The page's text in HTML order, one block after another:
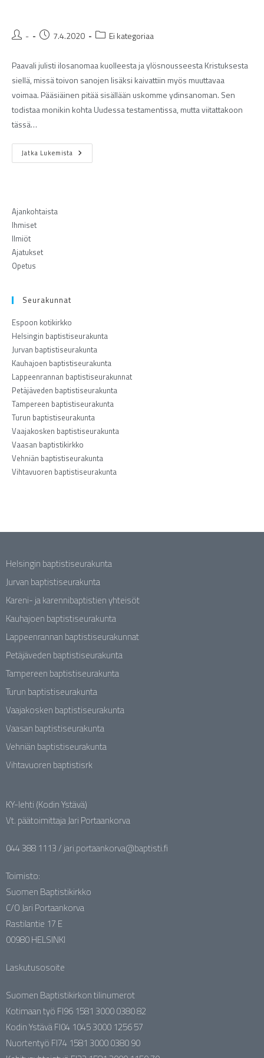
- 7.4.2020 Ei kategoriaa
Paavali julisti ilosanomaa kuolleesta ja ylösnousseesta Kristuksesta
siellä, missä toivon sanojen lisäksi kaivattiin myös muuttavaa
voimaa. Pääsiäinen pitää sisällään uskomme ydinsanoman. Sen
todistaa monikin kohta Uudessa testamentissa, mutta viitattakoon
tässä…
Jatka Lukemista
Ajankohtaista
Ihmiset
Ilmiöt
Ajatukset
Opetus
Seurakunnat
Espoon kotikirkko
Helsingin baptistiseurakunta
Jurvan baptistiseurakunta
Kauhajoen baptistiseurakunta
Lappeenrannan baptistiseurakunnat
Petäjäveden baptistiseurakunta
Tampereen baptistiseurakunta
Turun baptistiseurakunta
Vaajakosken baptistiseurakunta
Vaasan baptistikirkko
Vehniän baptistiseurakunta
Vihtavuoren baptistiseurakunta
Helsingin baptistiseurakunta
Jurvan baptistiseurakunta
Kareni- ja karennibaptistien yhteisöt
Kauhajoen baptistiseurakunta
Lappeenrannan baptistiseurakunnat
Petäjäveden baptistiseurakunta
Tampereen baptistiseurakunta
Turun baptistiseurakunta
Vaajakosken baptistiseurakunta
Vaasan baptistiseurakunta
Vehniän baptistiseurakunta
Vihtavuoren baptistisrk
KY-lehti (Kodin Ystävä)
Vt. päätoimittaja Jari Portaankorva
044 388 1113 / jari.portaankorva@baptisti.fi
Toimisto:
Suomen Baptistikirkko
C/O Jari Portaankorva
Rastilantie 17 E
00980 HELSINKI
Laskutusosoite
Suomen Baptistikirkon tilinumerot
Kotimaan työ FI96 1581 3000 0380 82
Kodin Ystävä FI04 1045 3000 1256 57
Nuortentyö FI74 1581 3000 0380 90